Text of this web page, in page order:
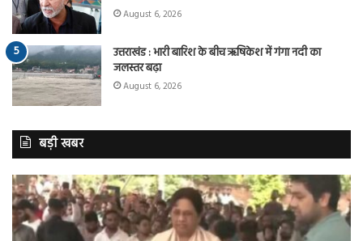
August 6, 2026
उत्तराखंड : भारी बारिश के बीच ऋषिकेश में गंगा नदी का
जलस्तर बढ़ा
August 6, 2026
बड़ी खबर